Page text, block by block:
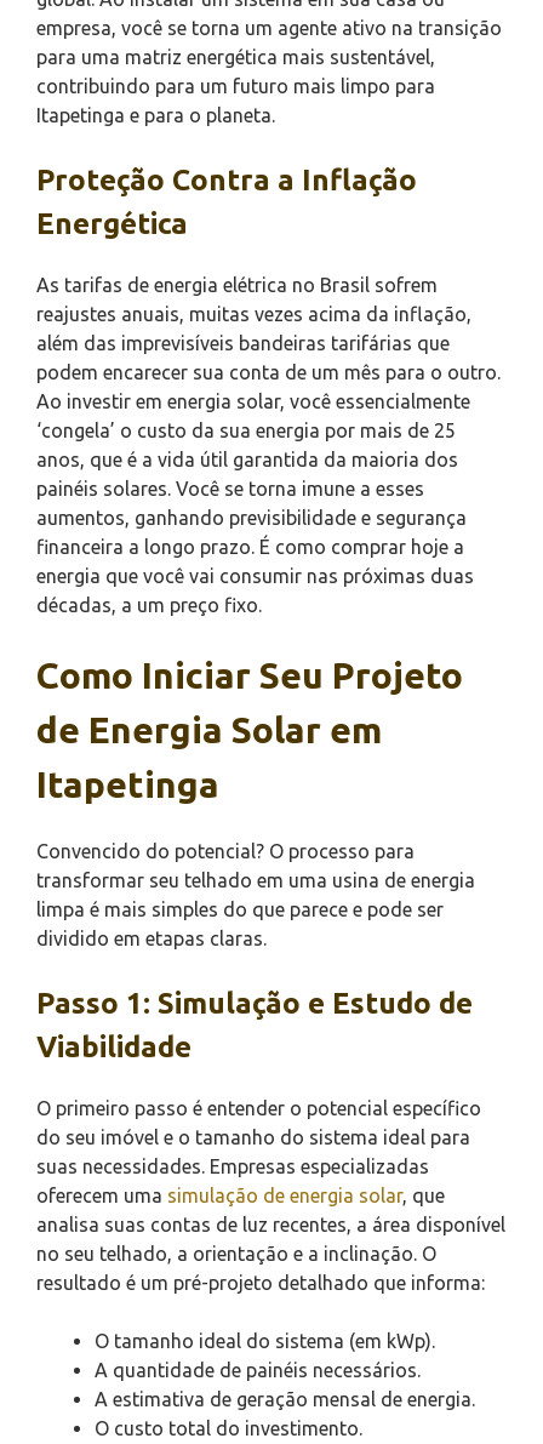
empresa, você se torna um agente ativo na transição
para uma matriz energética mais sustentável,
contribuindo para um futuro mais limpo para
Itapetinga e para o planeta.
Proteção Contra a Inflação
Energética
As tarifas de energia elétrica no Brasil sofrem
reajustes anuais, muitas vezes acima da inflação,
além das imprevisíveis bandeiras tarifárias que
podem encarecer sua conta de um mês para o outro.
Ao investir em energia solar, você essencialmente
‘congela’ o custo da sua energia por mais de 25
anos, que é a vida útil garantida da maioria dos
painéis solares. Você se torna imune a esses
aumentos, ganhando previsibilidade e segurança
financeira a longo prazo. É como comprar hoje a
energia que você vai consumir nas próximas duas
décadas, a um preço fixo.
Como Iniciar Seu Projeto
de Energia Solar em
Itapetinga
Convencido do potencial? O processo para
transformar seu telhado em uma usina de energia
limpa é mais simples do que parece e pode ser
dividido em etapas claras.
Passo 1: Simulação e Estudo de
Viabilidade
O primeiro passo é entender o potencial específico
do seu imóvel e o tamanho do sistema ideal para
suas necessidades. Empresas especializadas
oferecem uma simulação de energia solar, que
analisa suas contas de luz recentes, a área disponível
no seu telhado, a orientação e a inclinação. O
resultado é um pré-projeto detalhado que informa:
O tamanho ideal do sistema (em kWp).
A quantidade de painéis necessários.
A estimativa de geração mensal de energia.
O custo total do investimento.